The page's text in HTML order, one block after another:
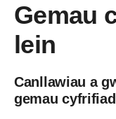
Gemau
lein
Canllawiau a
gemau